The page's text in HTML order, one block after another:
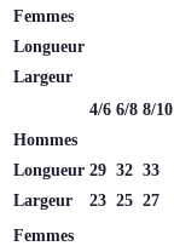
Femmes
Longueur
Largeur
4/6 6/8 8/10
Hommes
Longueur 29 32 33
Largeur
23 25 27
Femmes